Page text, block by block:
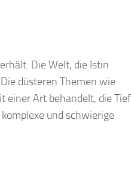
Die Welt, die Istin
düsteren Themen wie
einer Art behandelt, die
und schwierige